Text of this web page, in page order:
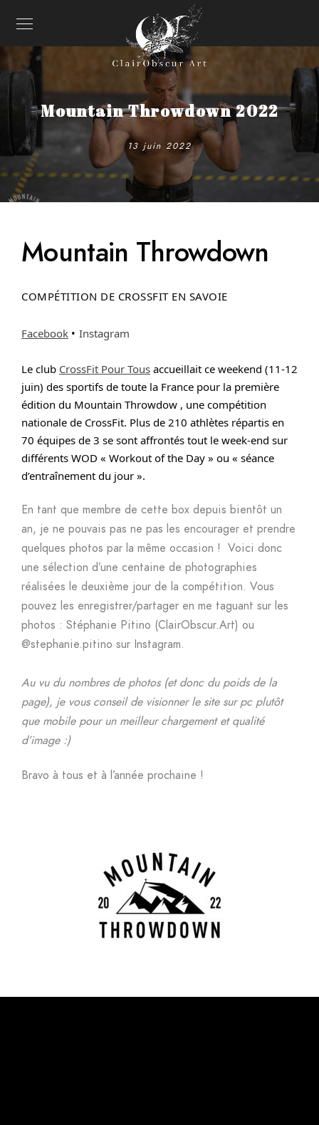
Mountain Throwdown 2022
13 juin 2022
Mountain Throwdown
COMPÉTITION DE CROSSFIT EN SAVOIE
Facebook • Instagram
Le club CrossFit Pour Tous accueillait ce weekend (11-12
juin) des sportifs de toute la France pour la première
édition du Mountain Throwdow , une compétition
nationale de CrossFit. Plus de 210 athlètes répartis en
70 équipes de 3 se sont affrontés tout le week-end sur
différents WOD « Workout of the Day » ou « séance
d’entraînement du jour ».
En tant que membre de cette box depuis bientôt un
an, je ne pouvais pas ne pas les encourager et prendre
quelques photos par la même occasion ! Voici donc
une sélection d’une centaine de photographies
réalisées le deuxième jour de la compétition. Vous
pouvez les enregistrer/partager en me taguant sur les
photos : Stéphanie Pitino (ClairObscur.Art) ou
@stephanie.pitino sur Instagram.
Au vu du nombres de photos (et donc du poids de la
page), je vous conseil de visionner le site sur pc plutôt
que mobile pour un meilleur chargement et qualité
d’image :)
Bravo à tous et à l’année prochaine !